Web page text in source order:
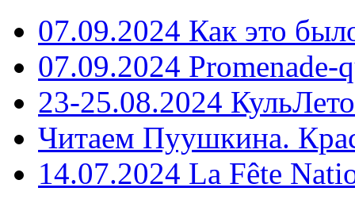
07.09.2024 Как это
07.09.2024 Promenade-
23-25.08.2024 КульЛето
Читаем Пуушкина.
14.07.2024 La Fête